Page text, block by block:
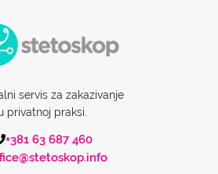
servis za zakazivanje
privatnoj praksi.
+381 63 687 460